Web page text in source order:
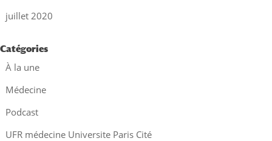
juillet 2020
Catégories
À la une
Médecine
Podcast
UFR médecine Universite Paris Cité